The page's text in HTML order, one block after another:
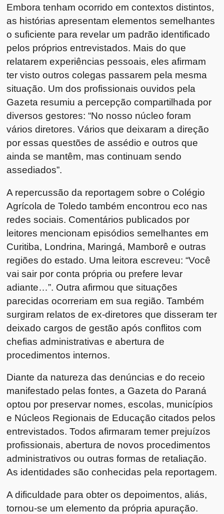
Embora tenham ocorrido em contextos distintos,
as histórias apresentam elementos semelhantes
o suficiente para revelar um padrão identificado
pelos próprios entrevistados. Mais do que
relatarem experiências pessoais, eles afirmam
ter visto outros colegas passarem pela mesma
situação. Um dos profissionais ouvidos pela
Gazeta resumiu a percepção compartilhada por
diversos gestores: “No nosso núcleo foram
vários diretores. Vários que deixaram a direção
por essas questões de assédio e outros que
ainda se mantêm, mas continuam sendo
assediados”.
A repercussão da reportagem sobre o Colégio
Agrícola de Toledo também encontrou eco nas
redes sociais. Comentários publicados por
leitores mencionam episódios semelhantes em
Curitiba, Londrina, Maringá, Mamborê e outras
regiões do estado. Uma leitora escreveu: “Você
vai sair por conta própria ou prefere levar
adiante…”. Outra afirmou que situações
parecidas ocorreriam em sua região. Também
surgiram relatos de ex-diretores que disseram ter
deixado cargos de gestão após conflitos com
chefias administrativas e abertura de
procedimentos internos.
Diante da natureza das denúncias e do receio
manifestado pelas fontes, a Gazeta do Paraná
optou por preservar nomes, escolas, municípios
e Núcleos Regionais de Educação citados pelos
entrevistados. Todos afirmaram temer prejuízos
profissionais, abertura de novos procedimentos
administrativos ou outras formas de retaliação.
As identidades são conhecidas pela reportagem.
A dificuldade para obter os depoimentos, aliás,
tornou-se um elemento da própria apuração.